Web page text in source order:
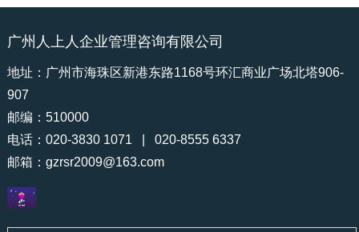
广州人上人企业管理咨询有限公司
地址：广州市海珠区新港东路1168号环汇商业广场北塔906-
907
邮编：510000
电话：020-3830 1071 | 020-8555 6337
邮箱： gzrsr2009@163.com